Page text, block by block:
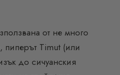
от не много
пиперът Timut (или
до сичуанския